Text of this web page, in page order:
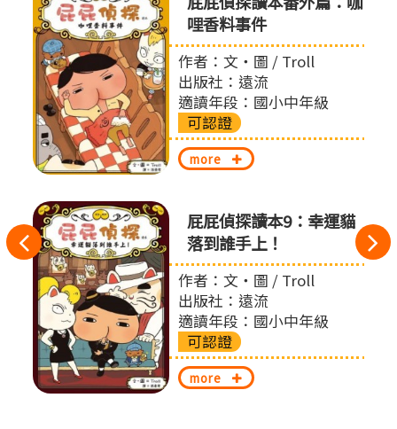
往
左
切
換
節
哩香料事件
作者：文‧圖 / Troll
出版社：遠流
適讀年段：國小中年級
可認證
more
屁屁偵探讀本9：幸運貓
落到誰手上！
作者：文‧圖 / Troll
出版社：遠流
適讀年段：國小中年級
可認證
more